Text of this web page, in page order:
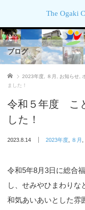
The Ogaki
ブログ
ホーム 2023年度 ８月 お知らせ
ました！
令和５年度 こ
した！
2023.8.14 2023年度 ８月
令和5年8月3日に総合
し、せみやひまわりな
和気あいあいとした雰